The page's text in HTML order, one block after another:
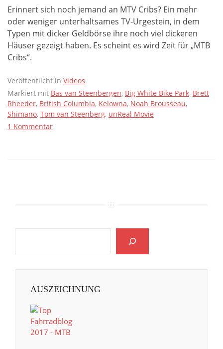
Erinnert sich noch jemand an MTV Cribs? Ein mehr
oder weniger unterhaltsames TV-Urgestein, in dem
Typen mit dicker Geldbörse ihre noch viel dickeren
Häuser gezeigt haben. Es scheint es wird Zeit für „MTB
Cribs“.
Veröffentlicht in Videos
Markiert mit Bas van Steenbergen, Big White Bike Park, Brett
Rheeder, British Columbia, Kelowna, Noah Brousseau,
Shimano, Tom van Steenberg, unReal Movie
1 Kommentar
AUSZEICHNUNG